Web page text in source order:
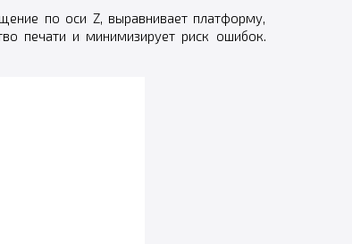
по оси Z, выравнивает платформу,
печати и минимизирует риск ошибок.